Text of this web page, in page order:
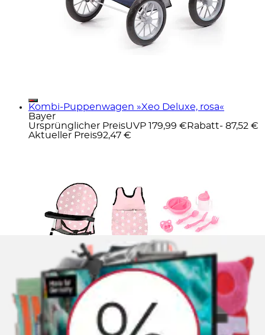
Kombi-Puppenwagen »Xeo Deluxe, rosa«
Bayer
Ursprünglicher PreisUVP 179,99 € Rabatt- 87,52 €
Aktueller Preis92,47 €